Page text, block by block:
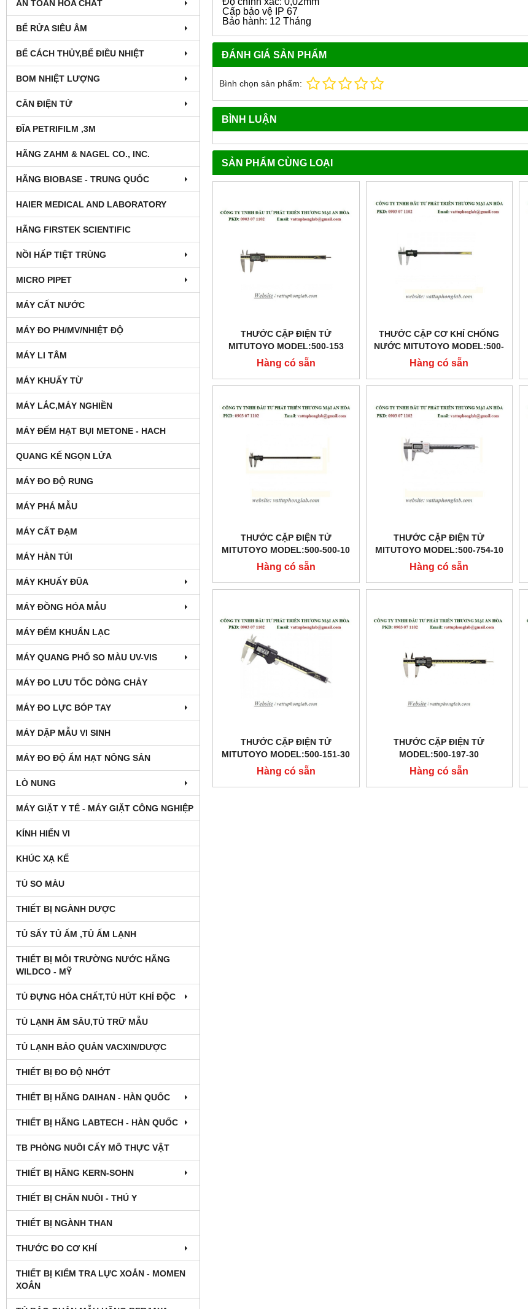
AN TOÀN HÓA CHẤT
BỂ RỬA SIÊU ÂM
BỂ CÁCH THỦY,BỂ ĐIỀU NHIỆT
BOM NHIỆT LƯỢNG
CÂN ĐIỆN TỬ
ĐĨA PETRIFILM ,3M
HÃNG ZAHM & NAGEL CO., INC.
HÃNG BIOBASE - TRUNG QUỐC
HAIER MEDICAL AND LABORATORY
HÃNG FIRSTEK SCIENTIFIC
NỒI HẤP TIỆT TRÙNG
MICRO PIPET
MÁY CẤT NƯỚC
MÁY ĐO PH/MV/NHIỆT ĐỘ
MÁY LI TÂM
MÁY KHUẤY TỪ
MÁY LẮC,MÁY NGHIỀN
MÁY ĐẾM HẠT BỤI METONE - HACH
QUANG KẾ NGỌN LỬA
MÁY ĐO ĐỘ RUNG
MÁY PHÁ MẪU
MÁY CẤT ĐẠM
MÁY HÀN TÚI
MÁY KHUẤY ĐŨA
MÁY ĐỒNG HÓA MẪU
MÁY ĐẾM KHUẨN LẠC
MÁY QUANG PHỔ SO MÀU UV-VIS
MÁY ĐO LƯU TỐC DÒNG CHẢY
MÁY ĐO LỰC BÓP TAY
MÁY DẬP MẪU VI SINH
MÁY ĐO ĐỘ ẨM HẠT NÔNG SẢN
LÒ NUNG
MÁY GIẶT Y TẾ - MÁY GIẶT CÔNG NGHIỆP
KÍNH HIỂN VI
KHÚC XẠ KẾ
TỦ SO MÀU
THIẾT BỊ NGÀNH DƯỢC
TỦ SẤY TỦ ẤM ,TỦ ẤM LẠNH
THIẾT BỊ MÔI TRƯỜNG NƯỚC HÃNG
WILDCO - MỸ
TỦ ĐỰNG HÓA CHẤT,TỦ HÚT KHÍ ĐỘC
TỦ LẠNH ÂM SÂU,TỦ TRỮ MẪU
TỦ LẠNH BẢO QUẢN VACXIN/DƯỢC
THIẾT BỊ ĐO ĐỘ NHỚT
THIẾT BỊ HÃNG DAIHAN - HÀN QUỐC
THIẾT BỊ HÃNG LABTECH - HÀN QUỐC
TB PHÒNG NUÔI CẤY MÔ THỰC VẬT
THIẾT BỊ HÃNG KERN-SOHN
THIẾT BỊ CHĂN NUÔI - THÚ Y
THIẾT BỊ NGÀNH THAN
THƯỚC ĐO CƠ KHÍ
THIẾT BỊ KIỂM TRA LỰC XOẮN - MOMEN
XOẮN
Cấp bảo vệ IP 67
Bảo hành: 12 Tháng
ĐÁNH GIÁ SẢN PHẨM
Bình chọn sản phẩm:
BÌNH LUẬN
SẢN PHẨM CÙNG LOẠI
THƯỚC CẶP ĐIỆN TỬ
MITUTOYO MODEL:500-153
Hàng có sẵn
THƯỚC CẶP CƠ KHÍ CHỐNG
NƯỚC MITUTOYO MODEL:500-
502-10
Hàng có sẵn
THƯỚC CẶP ĐIỆN TỬ
MITUTOYO MODEL:500-500-10
Hàng có sẵn
THƯỚC CẶP ĐIỆN TỬ
MITUTOYO MODEL:500-754-10
Hàng có sẵn
THƯỚC CẶP ĐIỆN TỬ
MITUTOYO MODEL:500-151-30
Hàng có sẵn
THƯỚC CẶP ĐIỆN TỬ
MODEL:500-197-30
Hàng có sẵn